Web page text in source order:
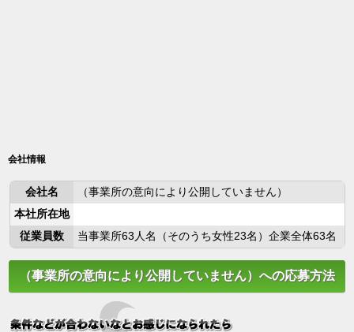
会社情報
会社名
（事業所の意向により公開していません）
本社所在地
従業員数
当事業所63人名（そのうち女性23名）企業全体63名
（事業所の意向により公開していません）への応募方法